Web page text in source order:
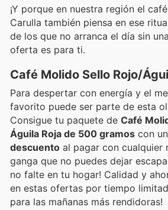
¡Y porque en nuestra región el
Carulla también piensa en ese
de los que no arranca el día sin
oferta es para ti.
Café Molido Sello Rojo/
Para despertar con energía y el
favorito puede ser parte de esta
Consigue tu paquete de Café
Águila Roja de 500 gramos con un
descuento al pagar con cualquier
ganga que no puedes dejar
no falte en tu hogar! Calidad y
en estas ofertas por tiempo
para las mañanas más rendidoras!